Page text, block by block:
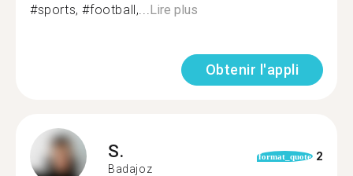
#sports, #football,...Lire plus
Obtenir l'appli
S.
Badajoz
format_quote 2